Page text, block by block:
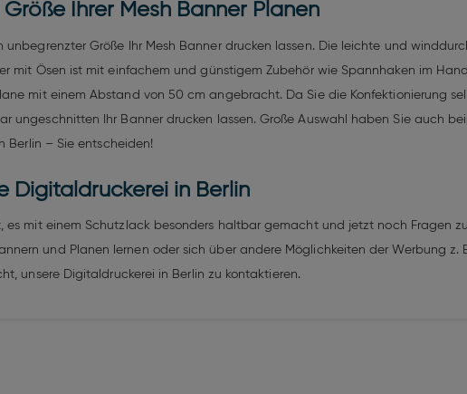
Ihrer Mesh Banner Planen
Größe Ihr Mesh Banner drucken lassen. Die leichte und
mit Ösen ist mit einfachem und günstigem Zubehör wie Spannhaken im
mit einem Abstand von 50 cm angebracht. Da Sie die Konfektionierung
ungeschnitten Ihr Banner drucken lassen. Große Auswahl haben Sie auch
Berlin – Sie entscheiden!
Digitaldruckerei in Berlin
mit einem Schutzlack besonders haltbar gemacht und jetzt noch Fragen
und Planen lernen oder sich über andere Möglichkeiten der Werbung z.
unsere Digitaldruckerei in Berlin zu kontaktieren.